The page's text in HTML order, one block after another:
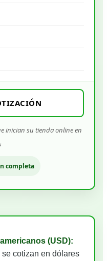
inician su tienda online en
completa
(USD):
cotizan en dólares